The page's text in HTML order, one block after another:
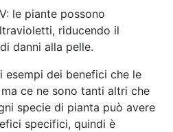
le piante possono
riducendo il
danni alla pelle.
esempi dei benefici che le
ce ne sono tanti altri che
specie di pianta può avere
specifici, quindi è